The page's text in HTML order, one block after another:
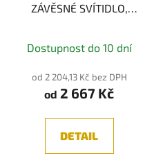
ZÁVĚSNÉ SVÍTIDLO,
hodnocení
produktu
je
z
Dostupnost do 10 dní
od 2 204,13 Kč bez DPH
od 2 667 Kč
DETAIL